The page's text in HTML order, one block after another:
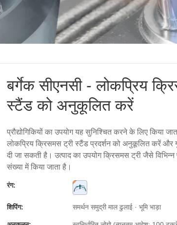
बर्गेक सीएनसी - लोकप्रिय
स्टैंड को अनुकूलित करें
प्रौद्योगिकियों का उपयोग यह सुनिश्चित करने के लिए किया
लोकप्रिय क्रिसमस ट्री स्टैंड प्रदर्शन को अनुकूलित करें और
दी जा सकती है। उत्पाद का उपयोग क्रिसमस ट्री जैसे विभिन्न
संख्या में किया जाता है।
रंग:
शिपिंग: समर्थन समुद्री माल ढुलाई · भूमि भाड़ा